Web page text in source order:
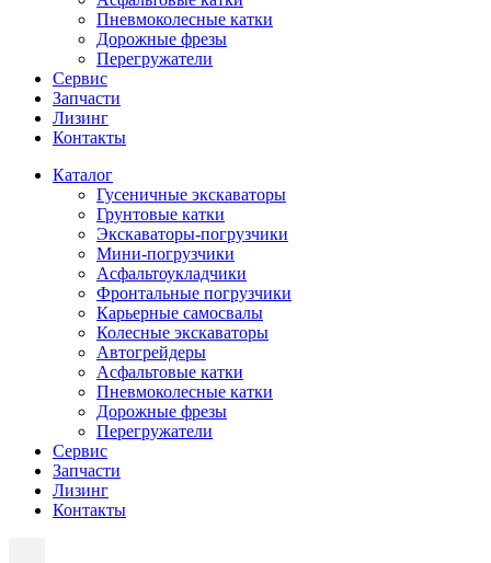
Пневмоколесные катки
Дорожные фрезы
Перегружатели
Сервис
Запчасти
Лизинг
Контакты
Каталог
Гусеничные экскаваторы
Грунтовые катки
Экскаваторы-погрузчики
Мини-погрузчики
Асфальтоукладчики
Фронтальные погрузчики
Карьерные самосвалы
Колесные экскаваторы
Автогрейдеры
Асфальтовые катки
Пневмоколесные катки
Дорожные фрезы
Перегружатели
Сервис
Запчасти
Лизинг
Контакты